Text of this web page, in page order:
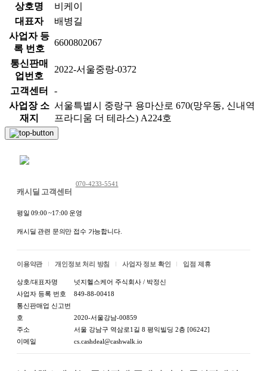
상호명
비케이
대표자
배병길
사업자 등
록 번호
6600802067
통신판매
업번호
2022-서울중랑-0372
고객센터
-
사업장 소
재지
서울특별시 중랑구 용마산로 670(망우동, 신내역
프라디움 더 테라스) A224호
캐시딜 고객센터
070-4233-5541
평일 09:00 ~17:00 운영
캐시딜 관련 문의만 접수 가능합니다.
이용약관 개인정보 처리 방침 사업자 정보 확인 입점 제휴
상호/대표자명
넛지헬스케어 주식회사 / 박정신
사업자 등록 번호
849-88-00418
통신판매업 신고번
호
2020-서울강남-00859
주소
서울 강남구 역삼로1길 8 평익빌딩 2층 [06242]
이메일
cs.cashdeal@cashwalk.io